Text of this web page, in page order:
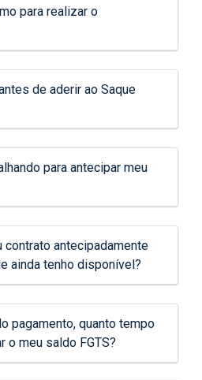
para realizar o
de aderir ao Saque
para antecipar meu
contrato antecipadamente
ainda tenho disponível?
pagamento, quanto tempo
o meu saldo FGTS?